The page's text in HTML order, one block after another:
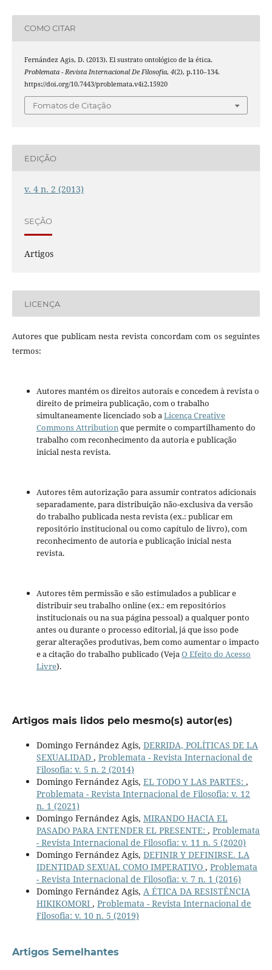
COMO CITAR
Fernández Agis, D. (2013). El sustrato ontológico de la ética.
Problemata - Revista Internacional De Filosofia, 4(2), p.110–134.
https://doi.org/10.7443/problemata.v4i2.15920
Fomatos de Citação
EDIÇÃO
v. 4 n. 2 (2013)
SEÇÃO
Artigos
LICENÇA
Autores que publicam nesta revista concordam com os seguintes
termos:
Autores mantém os direitos autorais e concedem à revista o
direito de primeira publicação, com o trabalho
simultaneamente licenciado sob aLicença Creative
Commons Attributionque permite o compartilhamento do
trabalho com reconhecimento da autoria e publicação
inicial nesta revista.
Autores têm autorização para assumir contratos adicionais
separadamente, para distribuição não-exclusiva da versão
do trabalho publicada nesta revista (ex.: publicar em
repositório institucional ou como capítulo de livro), com
reconhecimento de autoria e publicação inicial nesta
revista.
Autores têm permissão e são estimulados a publicar e
distribuir seu trabalho online (ex.: em repositórios
institucionais ou na sua página pessoal) a qualquer ponto
antes ou durante o processo editorial, já que isso pode
gerar alterações produtivas, bem como aumentar o impacto
e a citação do trabalho publicado (VejaO Efeito do Acesso
Livre).
Artigos mais lidos pelo mesmo(s) autor(es)
Domingo Fernández Agis, DERRIDA, POLÍTICAS DE LA
SEXUALIDAD , Problemata - Revista Internacional de
Filosofia: v. 5 n. 2 (2014)
Domingo Fernández Agis, EL TODO Y LAS PARTES: ,
Problemata - Revista Internacional de Filosofia: v. 12
n. 1 (2021)
Domingo Fernández Agis, MIRANDO HACIA EL
PASADO PARA ENTENDER EL PRESENTE: , Problemata
- Revista Internacional de Filosofia: v. 11 n. 5 (2020)
Domingo Fernández Agis, DEFINIR Y DEFINIRSE. LA
IDENTIDAD SEXUAL COMO IMPERATIVO , Problemata
- Revista Internacional de Filosofia: v. 7 n. 1 (2016)
Domingo Fernández Agis, A ÉTICA DA RESISTÊNCIA
HIKIKOMORI , Problemata - Revista Internacional de
Filosofia: v. 10 n. 5 (2019)
Artigos Semelhantes